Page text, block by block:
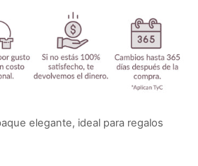
elegante, ideal para regalos